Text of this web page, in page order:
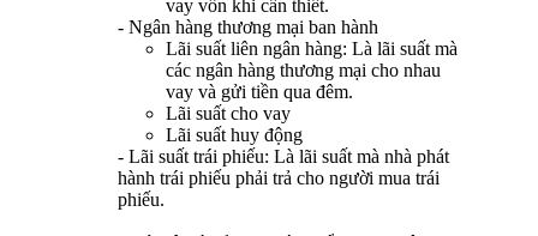
vay vốn khi cần thiết.
- Ngân hàng thương mại ban hành
Lãi suất liên ngân hàng: Là lãi suất mà
các ngân hàng thương mại cho nhau
vay và gửi tiền qua đêm.
Lãi suất cho vay
Lãi suất huy động
- Lãi suất trái phiếu: Là lãi suất mà nhà phát
hành trái phiếu phải trả cho người mua trái
phiếu.